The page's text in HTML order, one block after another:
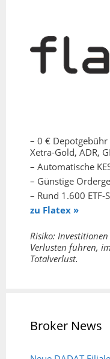
– 0 €
Xetra-Gold, ADR,
– Automatische
– Günstige
– Rund 1.600 ETF-
zu Flatex »
Risiko:
Verlusten führen,
Totalverlust.
Broker News